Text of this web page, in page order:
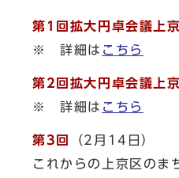
第1回拡大円卓会議上
※ 詳細は こちら
第2回拡大円卓会議上
※ 詳細は こちら
第3回
（2月14日）
これからの上京区のま